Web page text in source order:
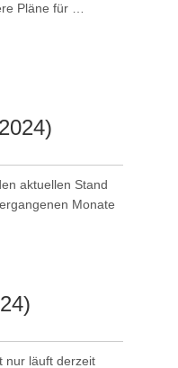
Pläne für …
aktuellen Stand
Monate
nur läuft derzeit